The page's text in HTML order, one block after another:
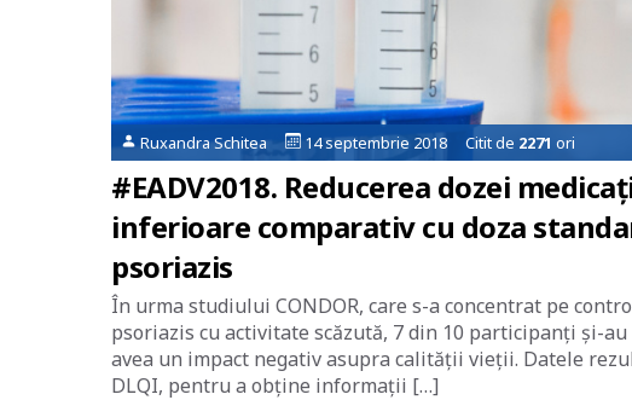
Ruxandra Schitea 14 septembrie 2018 Citit de 2271 ori
#EADV2018. Reducerea dozei
inferioare comparativ cu doza
psoriazis
În urma studiului CONDOR, care s-a concentrat pe
psoriazis cu activitate scăzută, 7 din 10 participanți și-
avea un impact negativ asupra calității vieții. Datele
DLQI, pentru a obține informații […]